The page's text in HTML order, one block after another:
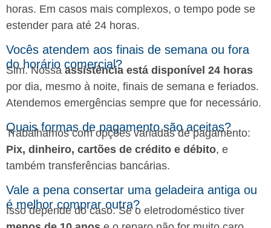
horas. Em casos mais complexos, o tempo pode se
estender para até 24 horas.
Vocês atendem aos finais de semana ou fora
do horário comercial?
Sim. Nossa assistência está disponível 24 horas
por dia, mesmo à noite, finais de semana e feriados.
Atendemos emergências sempre que for necessário.
Quais formas de pagamento são aceitas?
Trabalhamos com opções variadas de pagamento:
Pix, dinheiro, cartões de crédito e débito, e
também transferências bancárias.
Vale a pena consertar uma geladeira antiga ou
é melhor comprar outra?
Isso depende do caso. Se o eletrodoméstico tiver